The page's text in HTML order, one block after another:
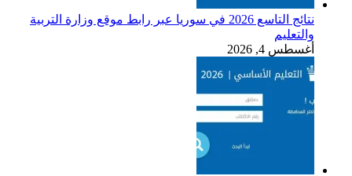
نتائج التاسع 2026 في سوريا عبر رابط موقع وزارة التربية
والتعليم
أغسطس 4, 2026